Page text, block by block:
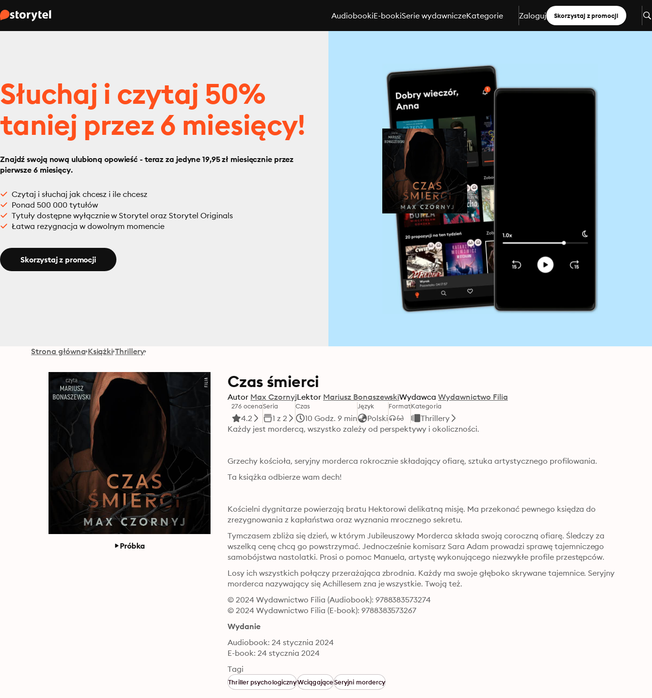
AudiobookiE-bookiSerie wydawniczeKategorie Zaloguj Skorzystaj z promocji
Słuchaj i czytaj 50%
taniej przez 6 miesięcy!
Znajdź swoją nową ulubioną opowieść - teraz za jedyne 19,95 zł miesięcznie przez
pierwsze 6 miesięcy.
Czytaj i słuchaj jak chcesz i ile chcesz
Ponad 500 000 tytułów
Tytuły dostępne wyłącznie w Storytel oraz Storytel Originals
Łatwa rezygnacja w dowolnym momencie
Skorzystaj z promocji
Strona główna Książki Thrillery
Próbka
Czas śmierci
Autor Max CzornyjLektor Mariusz BonaszewskiWydawca Wydawnictwo Filia
276 ocena
4.2
Seria
1 z 2
Czas
10 Godz. 9 min
Język
Polski
FormatKategoria
Thrillery
Każdy jest mordercą, wszystko zależy od perspektywy i okoliczności.
Grzechy kościoła, seryjny morderca rokrocznie składający ofiarę, sztuka artystycznego profilowania.
Ta książka odbierze wam dech!
Kościelni dygnitarze powierzają bratu Hektorowi delikatną misję. Ma przekonać pewnego księdza do
zrezygnowania z kapłaństwa oraz wyznania mrocznego sekretu.
Tymczasem zbliża się dzień, w którym Jubileuszowy Morderca składa swoją coroczną ofiarę. Śledczy za
wszelką cenę chcą go powstrzymać. Jednocześnie komisarz Sara Adam prowadzi sprawę tajemniczego
samobójstwa nastolatki. Prosi o pomoc Manuela, artystę wykonującego niezwykłe profile przestępców.
Losy ich wszystkich połączy przerażająca zbrodnia. Każdy ma swoje głęboko skrywane tajemnice. Seryjny
morderca nazywający się Achillesem zna je wszystkie. Twoją też.
© 2024 Wydawnictwo Filia (Audiobook): 9788383573274
© 2024 Wydawnictwo Filia (E-book): 9788383573267
Wydanie
Audiobook: 24 stycznia 2024
E-book: 24 stycznia 2024
Tagi
Thriller psychologicznyWciągająceSeryjni mordercy